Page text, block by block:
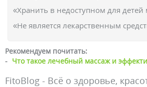
«Хранить в недоступном для детей
«Не является лекарственным
Рекомендуем почитать:
- Что такое лечебный массаж и
FitoBlog - Всё о здоровье,